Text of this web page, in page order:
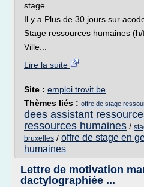
stage...
Il y a Plus de 30 jours sur
Stage ressources humaines
Ville...
Lire la suite
Site : emploi.trovit.be
Thèmes liés : offre de stage
dees assistant
ressources humaines /
bruxelles / offre de stage en
humaines
Lettre de motivation
dactylographiée ...